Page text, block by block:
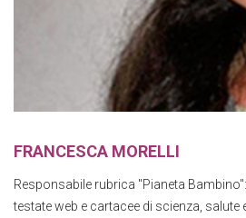
FRANCESCA MORELLI
Responsabile rubrica "Pianeta
testate web e cartacee di scienza, salute